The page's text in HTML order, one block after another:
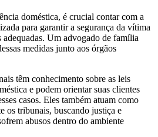
doméstica, é crucial contar com a
para garantir a segurança da vítima
adequadas. Um advogado de família
medidas junto aos órgãos
têm conhecimento sobre as leis
e podem orientar suas clientes
casos. Eles também atuam como
os tribunais, buscando justiça e
abusos dentro do ambiente